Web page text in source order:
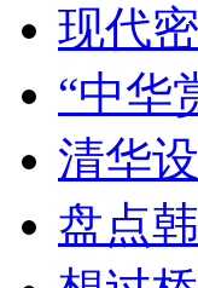
现代
“中华
清华
盘点